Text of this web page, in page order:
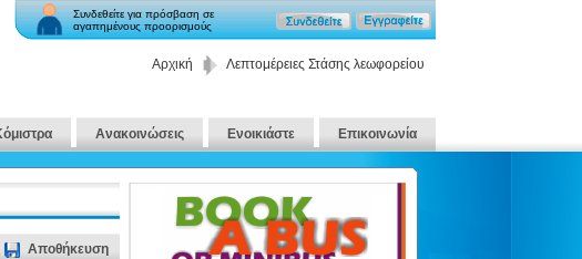
Συνδεθείτε για πρόσβαση σε
αγαπημένους προορισμούς
Αρχική Λεπτομέρειες Στάσης λεωφορείου
Ανακοινώσεις Ενοικιάστε Επικοινωνία
Αποθήκευση